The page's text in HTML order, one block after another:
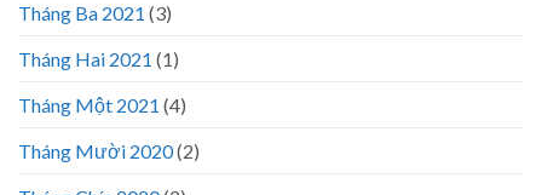
Tháng Ba 2021 (3)
Tháng Hai 2021 (1)
Tháng Một 2021 (4)
Tháng Mười 2020(2)